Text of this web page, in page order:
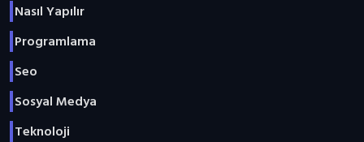
Nasıl Yapılır
Programlama
Seo
Sosyal Medya
Teknoloji